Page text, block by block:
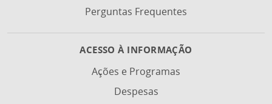
Perguntas Frequentes
ACESSO À INFORMAÇÃO
Ações e Programas
Despesas